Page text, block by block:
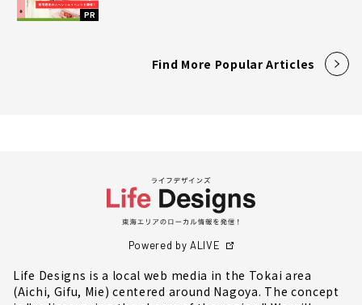
PR
Find More Popular Articles
Powered by ALIVE
Life Designs is a local web media in the Tokai area
(Aichi, Gifu, Mie) centered around Nagoya. The concept